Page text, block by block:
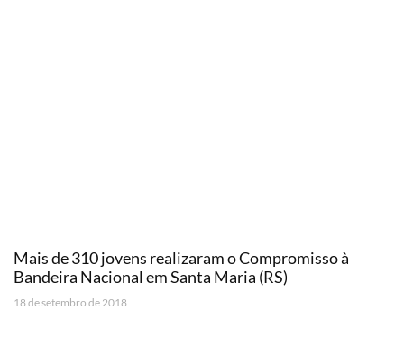
Mais de 310 jovens realizaram o Compromisso à
Bandeira Nacional em Santa Maria (RS)
18 de setembro de 2018